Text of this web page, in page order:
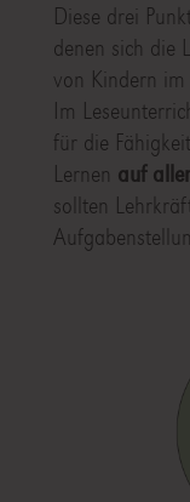
Diese drei
denen sich die
von Kindern im
Im
für die
Lernen auf
sollten